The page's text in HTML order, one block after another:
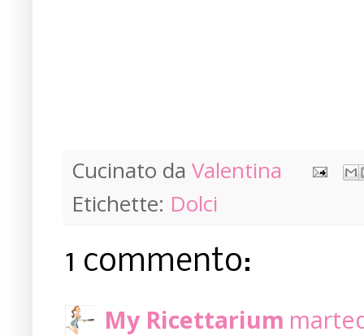
Cucinato da Valentina
Etichette: Dolci
1 commento:
My Ricettarium